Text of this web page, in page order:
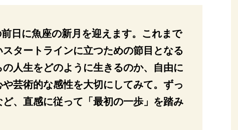
日に魚座の新月を迎えます。これまで
タートラインに立つための節目となる
人生をどのように生きるのか、自由に
芸術的な感性を大切にしてみて。ずっ
、直感に従って「最初の一歩」を踏み